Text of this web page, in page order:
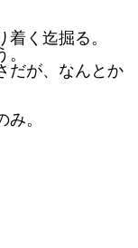
く迄掘る。
だが、なんとか
。